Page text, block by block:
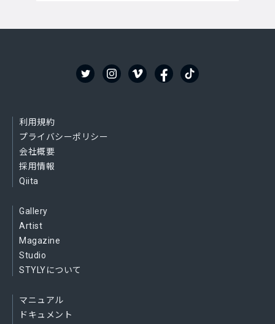
利用規約
プライバシーポリシー
会社概要
採用情報
Qiita
Gallery
Artist
Magazine
Studio
STYLYについて
マニュアル
ドキュメント